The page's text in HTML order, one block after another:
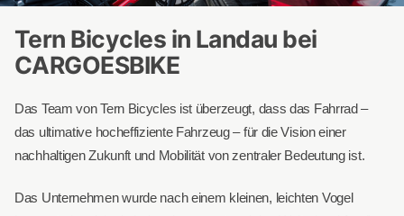
Tern Bicycles in Landau bei
CARGOESBIKE
Das Team von Tern Bicycles ist überzeugt, dass das Fahrrad –
das ultimative hocheffiziente Fahrzeug – für die Vision einer
nachhaltigen Zukunft und Mobilität von zentraler Bedeutung ist.
Das Unternehmen wurde nach einem kleinen, leichten Vogel